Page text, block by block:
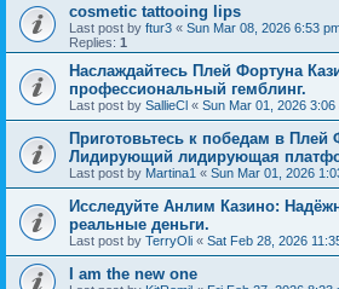
cosmetic tattooing lips
Last post by ftur3 « Sun Mar 08, 2026 6:53
Replies: 1
Наслаждайтесь Плей Фортуна
профессиональный гемблинг.
Last post by SallieCl « Sun Mar 01, 2026 3:06
Приготовьтесь к победам в Плей
Лидирующий лидирующая
Last post by Martina1 « Sun Mar 01, 2026
Исследуйте Анлим Казино:
реальные деньги.
Last post by TerryOli « Sat Feb 28, 2026
I am the new one